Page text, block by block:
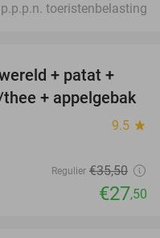
toeristenbelasting
23%
+ patat +
+ appelgebak
9.5 star
Regulier €35,50
€27,50